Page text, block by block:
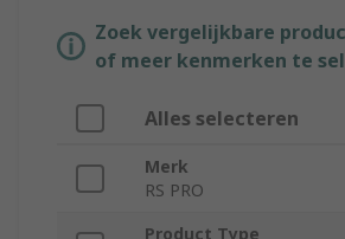
Zoek vergelijkbare
of meer kenmerken te
Alles selecteren
Merk
RS PRO
Product Type